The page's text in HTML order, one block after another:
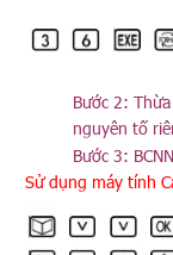
Bước 2:
nguyên tố
Bước 3: BCNN
Sử dụng máy tính